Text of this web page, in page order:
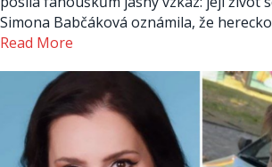
Simona Babčáková oznámila, že
Read More